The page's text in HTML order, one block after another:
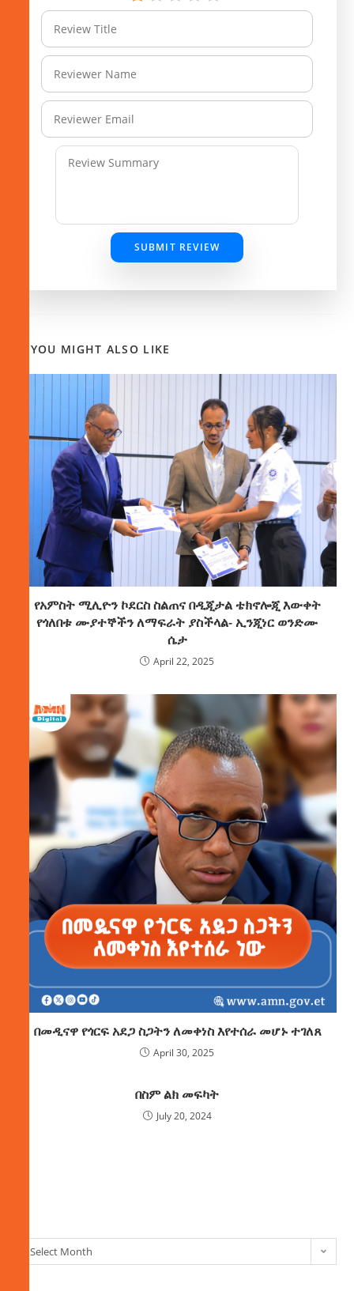
SUBMIT REVIEW
YOU MIGHT ALSO LIKE
የአምስት ሚሊዮን ኮደርስ ስልጠና በዲጂታል ቴክኖሎጂ እውቀት
የጎለበቱ ሙያተኞችን ለማፍራት ያስችላል- ኢንጂነር ወንድሙ
ሴታ
April 22, 2025
በመዲናዋ የጎርፍ አደጋ ስጋትን ለመቀነስ እየተሰራ መሆኑ ተገለጸ
April 30, 2025
በስም ልክ መፍካት
July 20, 2024
Select Month